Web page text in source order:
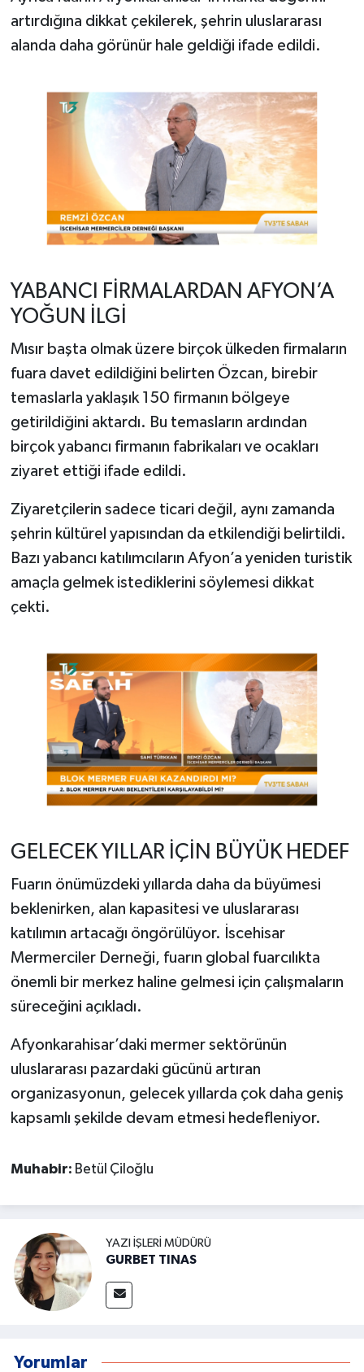
artırdığına dikkat çekilerek, şehrin uluslararası
alanda daha görünür hale geldiği ifade edildi.
YABANCI FİRMALARDAN AFYON’A
YOĞUN İLGİ
Mısır başta olmak üzere birçok ülkeden firmaların
fuara davet edildiğini belirten Özcan, birebir
temaslarla yaklaşık 150 firmanın bölgeye
getirildiğini aktardı. Bu temasların ardından
birçok yabancı firmanın fabrikaları ve ocakları
ziyaret ettiği ifade edildi.
Ziyaretçilerin sadece ticari değil, aynı zamanda
şehrin kültürel yapısından da etkilendiği belirtildi.
Bazı yabancı katılımcıların Afyon’a yeniden turistik
amaçla gelmek istediklerini söylemesi dikkat
çekti.
GELECEK YILLAR İÇİN BÜYÜK HEDEF
Fuarın önümüzdeki yıllarda daha da büyümesi
beklenirken, alan kapasitesi ve uluslararası
katılımın artacağı öngörülüyor. İscehisar
Mermerciler Derneği, fuarın global fuarcılıkta
önemli bir merkez haline gelmesi için çalışmaların
süreceğini açıkladı.
Afyonkarahisar’daki mermer sektörünün
uluslararası pazardaki gücünü artıran
organizasyonun, gelecek yıllarda çok daha geniş
kapsamlı şekilde devam etmesi hedefleniyor.
Muhabir: Betül Çiloğlu
YAZI İŞLERI MÜDÜRÜ
GURBET TINAS
Yorumlar